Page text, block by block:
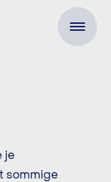
je
sommige